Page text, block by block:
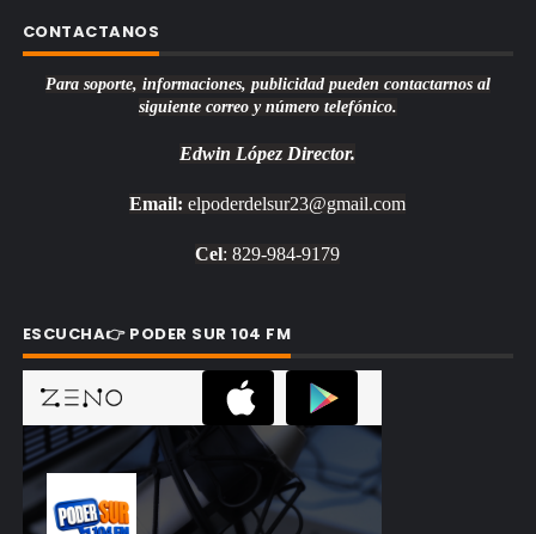
CONTACTANOS
Para soporte, informaciones, publicidad pueden contactarnos al
siguiente correo y número telefónico.
Edwin López Director.
Email: elpoderdelsur23@gmail.com
Cel: 829-984-9179
ESCUCHA👉 PODER SUR 104 FM